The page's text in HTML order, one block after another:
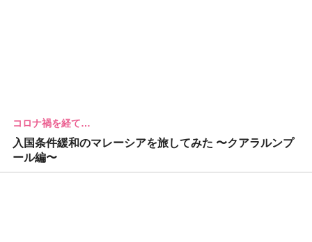
コロナ禍を経て…
入国条件緩和のマレーシアを旅してみた 〜クアラルンプ
ール編〜